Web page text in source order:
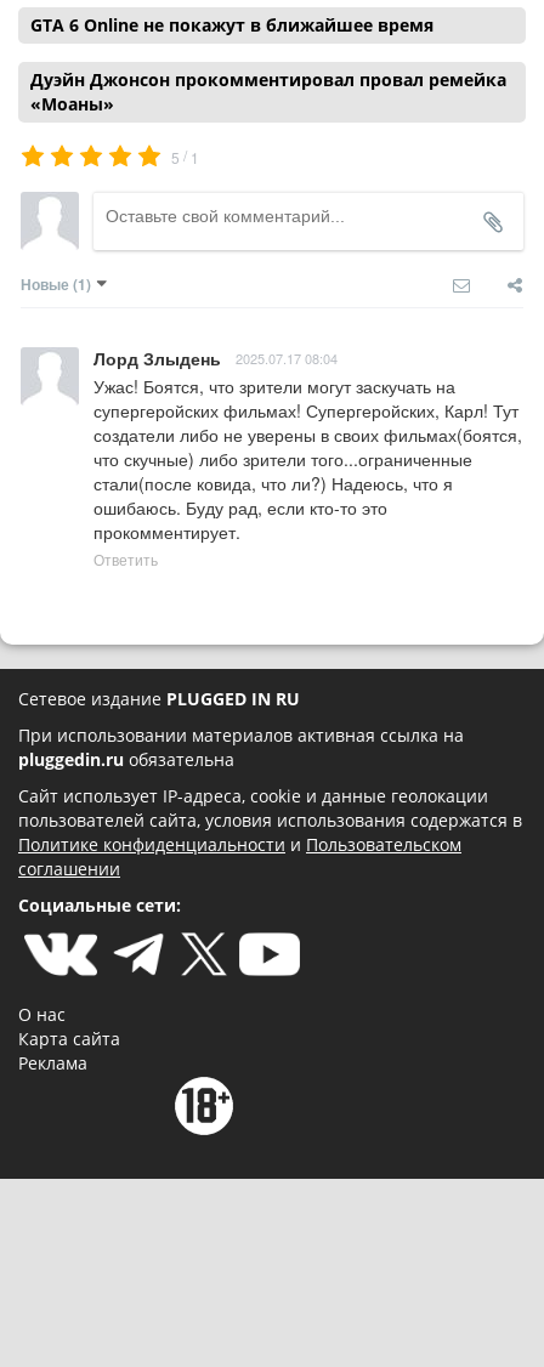
GTA 6 Online не покажут в ближайшее время
Дуэйн Джонсон прокомментировал провал ремейка
«Моаны»
5 / 1
Новые (1)
Лорд Злыдень 2025.07.17 08:04
Ужас! Боятся, что зрители могут заскучать на
супергеройских фильмах! Супергеройских, Карл! Тут
создатели либо не уверены в своих фильмах(боятся,
что скучные) либо зрители того...ограниченные
стали(после ковида, что ли?) Надеюсь, что я
ошибаюсь. Буду рад, если кто-то это
прокомментирует.
Ответить
Сетевое издание PLUGGED IN RU
При использовании материалов активная ссылка на
pluggedin.ru обязательна
Сайт использует IP-адреса, cookie и данные геолокации
пользователей сайта, условия использования содержатся в
Политике конфиденциальности и Пользовательском
соглашении
Социальные сети:
О нас
Карта сайта
Реклама